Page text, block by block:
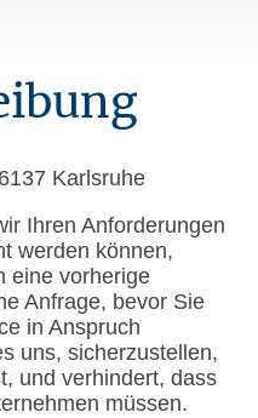
Karlsruhe
Ihren Anforderungen
werden können,
eine vorherige
Anfrage, bevor Sie
in Anspruch
uns, sicherzustellen,
und verhindert, dass
müssen.